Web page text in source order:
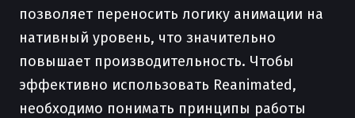
позволяет переносить логику анимации на
нативный уровень, что значительно
повышает производительность. Чтобы
эффективно использовать Reanimated,
необходимо понимать принципы работы